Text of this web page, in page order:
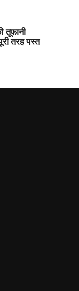
तूफानी
तरह पस्त